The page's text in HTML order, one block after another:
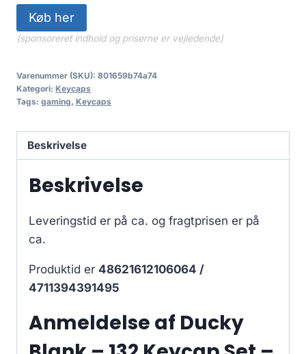
Køb her
(sponsoreret indhold og priserne er vejledende)
Varenummer (SKU): 801659b74a74
Kategori: Keycaps
Tags: gaming, Keycaps
Beskrivelse
Beskrivelse
Leveringstid er på ca. og fragtprisen er på
ca.
Produktid er 48621612106064 /
4711394391495
Anmeldelse af Ducky